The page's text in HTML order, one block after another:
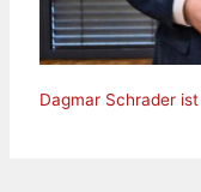
Dagmar Schrader